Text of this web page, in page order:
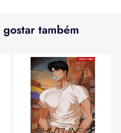
também